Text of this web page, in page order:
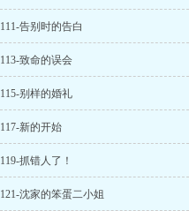
111-告别时的告白
113-致命的误会
115-别样的婚礼
117-新的开始
119-抓错人了！
121-沈家的笨蛋二小姐